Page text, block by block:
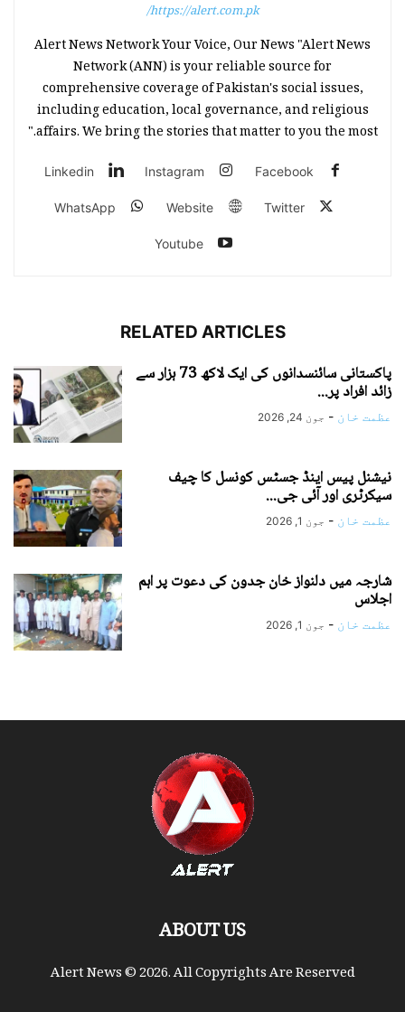
https://alert.com.pk/
Alert News Network Your Voice, Our News "Alert News
Network (ANN) is your reliable source for
comprehensive coverage of Pakistan's social issues,
including education, local governance, and religious
affairs. We bring the stories that matter to you the most."
Facebook
Instagram
Linkedin
Twitter
Website
WhatsApp
Youtube
RELATED ARTICLES
پاکستانی سائنسدانوں کی ایک لاکھ 73 ہزار سے
زائد افراد پر...
عظمت خان - جون 24, 2026
نیشنل پیس اینڈ جسٹس کونسل کا چیف
سیکرٹری اور آئی جی...
عظمت خان - جون 1, 2026
شارجہ میں دلنواز خان جدون کی دعوت پر اہم
اجلاس
عظمت خان - جون 1, 2026
ABOUT US
Alert News © 2026. All Copyrights Are Reserved